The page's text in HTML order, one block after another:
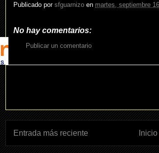
Publicado por sfguarnizo en martes, septiembre
No hay comentarios:
Publicar un comentario
Entrada más reciente Inicio